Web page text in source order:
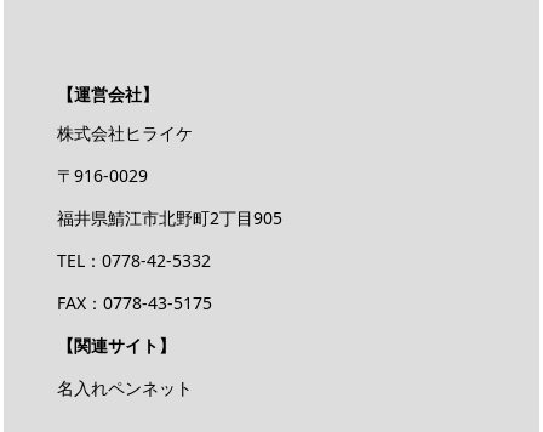
【運営会社】
株式会社ヒライケ
〒916-0029
福井県鯖江市北野町2丁目905
TEL：0778-42-5332
FAX：0778-43-5175
【関連サイト】
名入れペンネット